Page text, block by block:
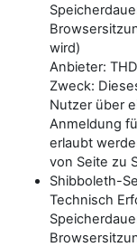
wird)
Anbieter:
Zweck:
Nutzer über
Anmeldung
erlaubt
von Seite zu
Shibboleth-
Technisch